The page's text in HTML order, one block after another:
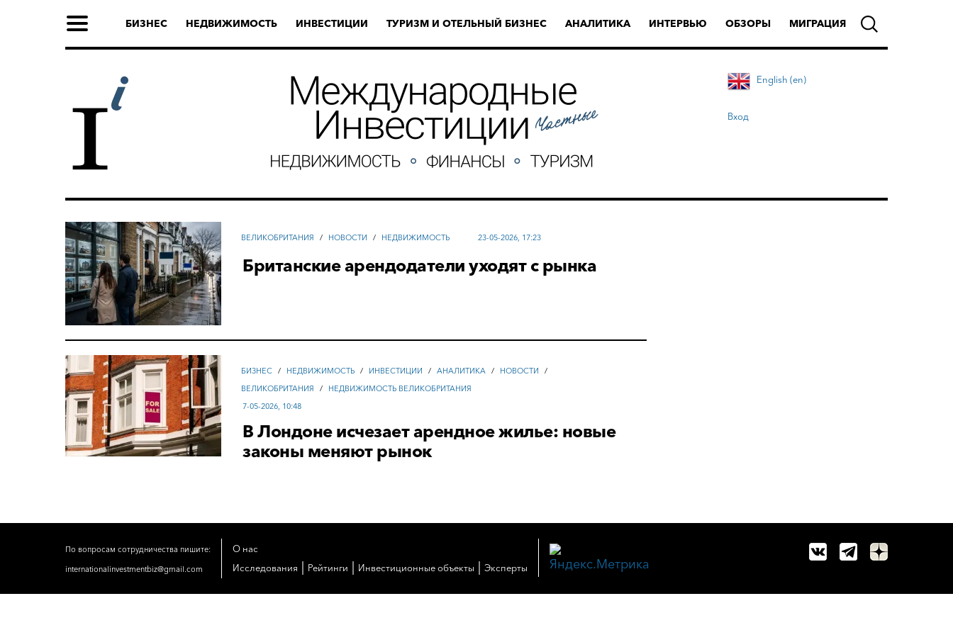
БИЗНЕС НЕДВИЖИМОСТЬ ИНВЕСТИЦИИ ТУРИЗМ И ОТЕЛЬНЫЙ БИЗНЕС АНАЛИТИКА ИНТЕРВЬЮ ОБЗОРЫ МИГРАЦИЯ
English (en)
Вход
ВЕЛИКОБРИТАНИЯ / НОВОСТИ / НЕДВИЖИМОСТЬ 23-05-2026, 17:23
Британские арендодатели уходят с рынка
БИЗНЕС / НЕДВИЖИМОСТЬ / ИНВЕСТИЦИИ / АНАЛИТИКА / НОВОСТИ
/
ВЕЛИКОБРИТАНИЯ
/
НЕДВИЖИМОСТЬ ВЕЛИКОБРИТАНИЯ
7-05-2026, 10:48
В Лондоне исчезает арендное жилье: новые
законы меняют рынок
По вопросам сотрудничества пишите:
internationalinvestmentbiz@gmail.com
О нас
Исследования
Рейтинги Инвестиционные объекты Эксперты